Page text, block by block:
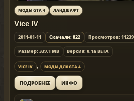
МОДЫ GTA 4 ЛАНДШАФТ
Vice IV
2011-01-11 Скачали: 822 Просмотров: 11239
Размер: 339.1 MB Версия: 0.1a BETA
VICE IV , МОДЫ ДЛЯ GTA 4
ПОДРОБНЕЕ ИНФО